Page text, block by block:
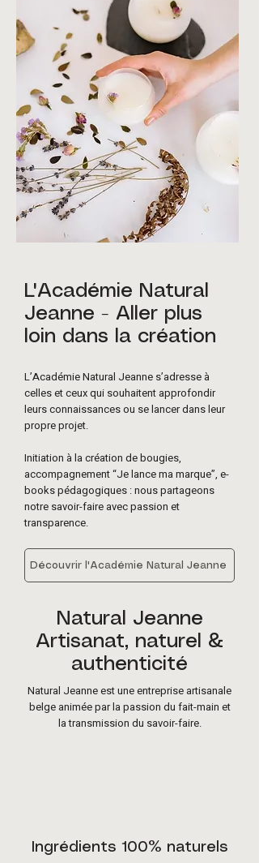
L'Académie Natural
Jeanne - Aller plus
loin dans la création
L’Académie Natural Jeanne s’adresse à
celles et ceux qui souhaitent approfondir
leurs connaissances ou se lancer dans leur
propre projet.
Initiation à la création de bougies,
accompagnement “Je lance ma marque”, e-
books pédagogiques : nous partageons
notre savoir-faire avec passion et
transparence.
Découvrir l'Académie Natural Jeanne
Natural Jeanne
Artisanat, naturel &
authenticité
Natural Jeanne est une entreprise artisanale
belge animée par la passion du fait-main et
la transmission du savoir-faire.
Ingrédients 100% naturels